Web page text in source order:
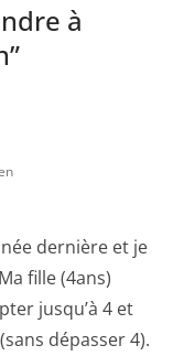
à
”
dernière et je
fille (4ans)
jusqu’à 4 et
dépasser 4).